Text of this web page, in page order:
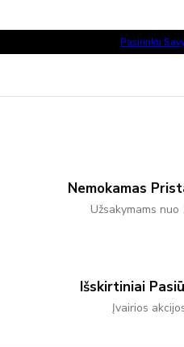
Pasirinkti
Nemokamas
Užsakymams nuo
Išskirtiniai
Įvairios